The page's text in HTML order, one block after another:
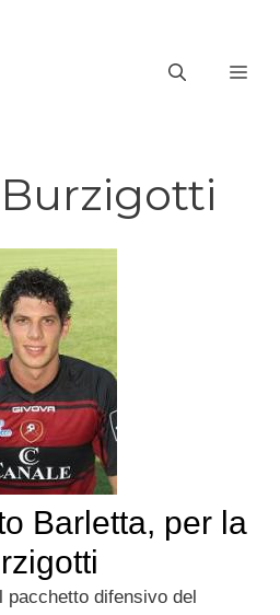
Barletta, per la
difensivo del